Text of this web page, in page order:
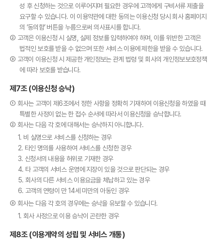
성 후 신청하는 것으로 이루어지며 필요한 경우에 고객에게 구비서류 제출을
요구할 수 있습니다. 이 이용약관에 대한 동의는 이용신청 당시 회사 홈페이지
의 ‘동의함’ 버튼을 누름으로써 의사표시를 합니다.
② 고객은 이용신청 시 실명, 실제 정보를 입력하여야 하며, 이를 위반한 고객은
법적인 보호를 받을 수 없으며 또한 서비스 이용에 제한을 받을 수 있습니다.
③ 고객이 이용신청 시 제공한 개인정보는 관계 법령 및 회사의 개인정보보호정책
에 따라 보호를 받습니다.
제7조 (이용신청 승낙)
① 회사는 고객이 제6조에서 정한 사항을 정확히 기재하여 이용신청을 하였을 때
특별한 사정이 없는 한 접수 순서에 따라서 이용신청을 승낙합니다.
② 회사는 다음 각 호에 대해서는 승낙하지 아니합니다.
1. 비 실명으로 서비스를 신청하는 경우
2. 타인 명의를 사용하여 서비스를 신청한 경우
3. 신청서의 내용을 허위로 기재한 경우
4. 타 고객의 서비스 운영에 지장이 있을 것으로 판단되는 경우
5. 회사의 다른 서비스 이용요금을 체납하고 있는 경우
6. 고객의 연령이 만 14세 미만의 아동인 경우
③ 회사는 다음 각 호의 경우에는 승낙을 유보할 수 있습니다.
1. 회사 사정으로 이용 승낙이 곤란한 경우
제8조 (이용계약의 성립 및 서비스 개통)